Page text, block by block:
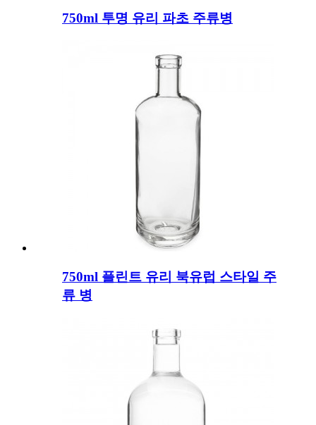
750ml 투명 유리 파초 주류병
750ml 플린트 유리 북유럽 스타일 주
류 병